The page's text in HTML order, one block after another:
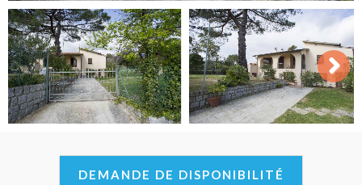
Next
DEMANDE DE DISPONIBILITÉ